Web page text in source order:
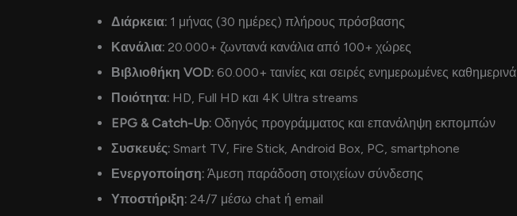
Διάρκεια: 1 μήνας (30 ημέρες) πλήρους πρόσβασης
Κανάλια: 20.000+ ζωντανά κανάλια από 100+ χώρες
Βιβλιοθήκη VOD: 60.000+ ταινίες και σειρές ενημερωμένες καθημερινά
Ποιότητα: HD, Full HD και 4K Ultra streams
EPG & Catch-Up: Οδηγός προγράμματος και επανάληψη εκπομπών
Συσκευές: Smart TV, Fire Stick, Android Box, PC, smartphone
Ενεργοποίηση: Άμεση παράδοση στοιχείων σύνδεσης
Υποστήριξη: 24/7 μέσω chat ή email